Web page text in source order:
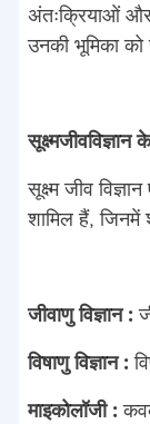
अंतःक्रियाओं और
उनकी भूमिका
सूक्ष्मजीवविज्ञान
सूक्ष्म जीव
शामिल हैं, जिनमें
जीवाणु विज्ञान :
विषाणु विज्ञान :
माइकोलॉजी :